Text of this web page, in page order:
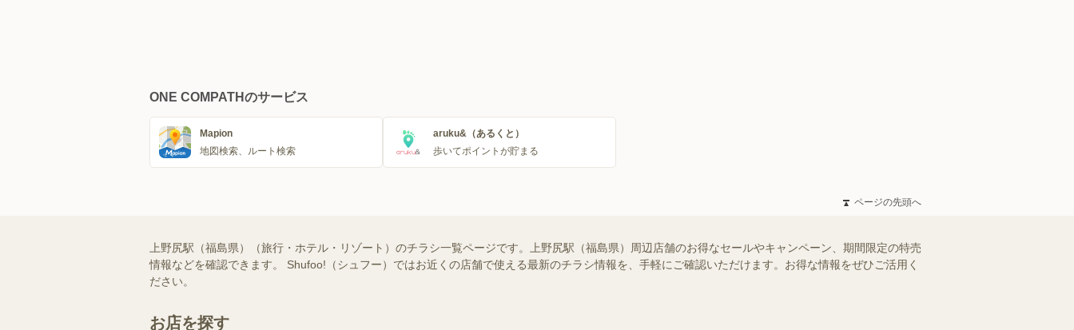
ONE COMPATHのサービス
Mapion
地図検索、ルート検索
aruku&（あるくと）
歩いてポイントが貯まる
ページの先頭へ
上野尻駅（福島県）（旅行・ホテル・リゾート）のチラシ一覧ページです。上野尻駅（福島県）周辺店舗のお得なセールやキャンペーン、期間限定の特売
情報などを確認できます。 Shufoo!（シュフー）ではお近くの店舗で使える最新のチラシ情報を、手軽にご確認いただけます。お得な情報をぜひご活用く
ださい。
お店を探す